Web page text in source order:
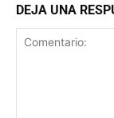
DEJA UNA